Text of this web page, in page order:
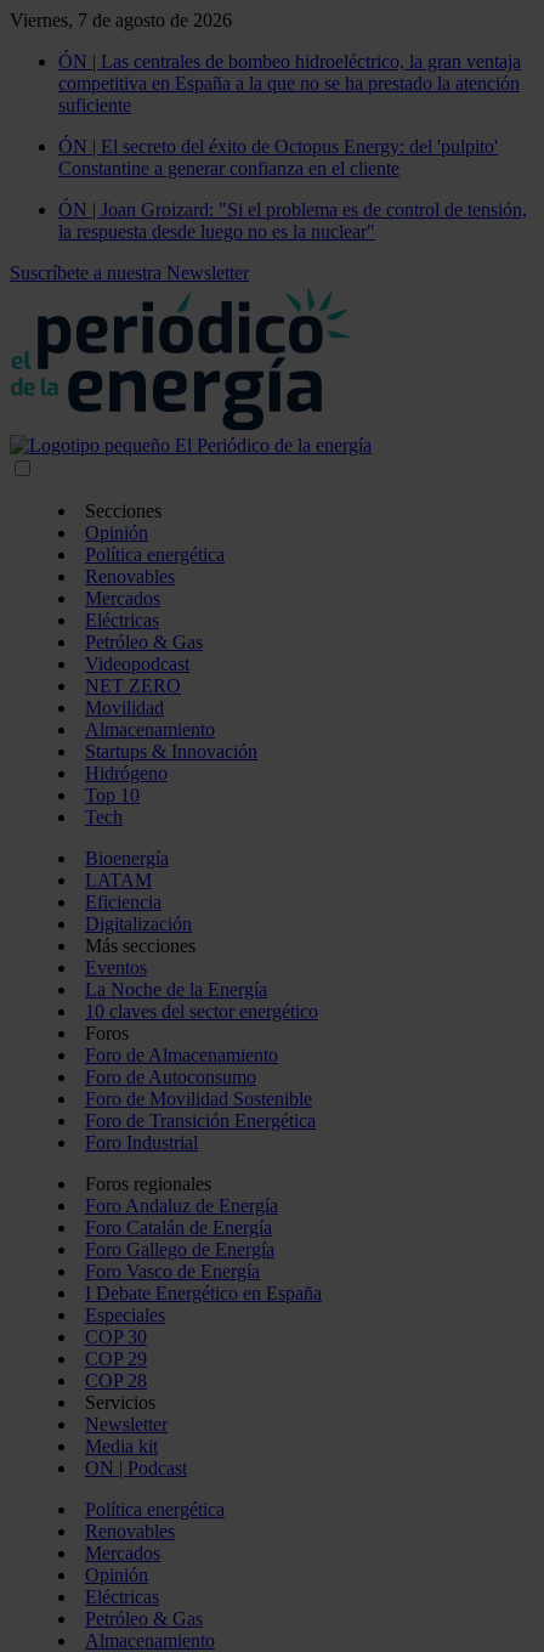
Viernes, 7 de agosto de 2026
ÓN | Las centrales de bombeo hidroeléctrico, la gran ventaja
competitiva en España a la que no se ha prestado la atención
suficiente
ÓN | El secreto del éxito de Octopus Energy: del 'pulpito'
Constantine a generar confianza en el cliente
ÓN | Joan Groizard: "Si el problema es de control de tensión,
la respuesta desde luego no es la nuclear"
Suscríbete a nuestra Newsletter
Secciones
Opinión
Política energética
Renovables
Mercados
Eléctricas
Petróleo & Gas
Videopodcast
NET ZERO
Movilidad
Almacenamiento
Startups & Innovación
Hidrógeno
Top 10
Tech
Bioenergía
LATAM
Eficiencia
Digitalización
Más secciones
Eventos
La Noche de la Energía
10 claves del sector energético
Foros
Foro de Almacenamiento
Foro de Autoconsumo
Foro de Movilidad Sostenible
Foro de Transición Energética
Foro Industrial
Foros regionales
Foro Andaluz de Energía
Foro Catalán de Energía
Foro Gallego de Energía
Foro Vasco de Energía
I Debate Energético en España
Especiales
COP 30
COP 29
COP 28
Servicios
Newsletter
Media kit
ON | Podcast
Política energética
Renovables
Mercados
Opinión
Eléctricas
Petróleo & Gas
Almacenamiento